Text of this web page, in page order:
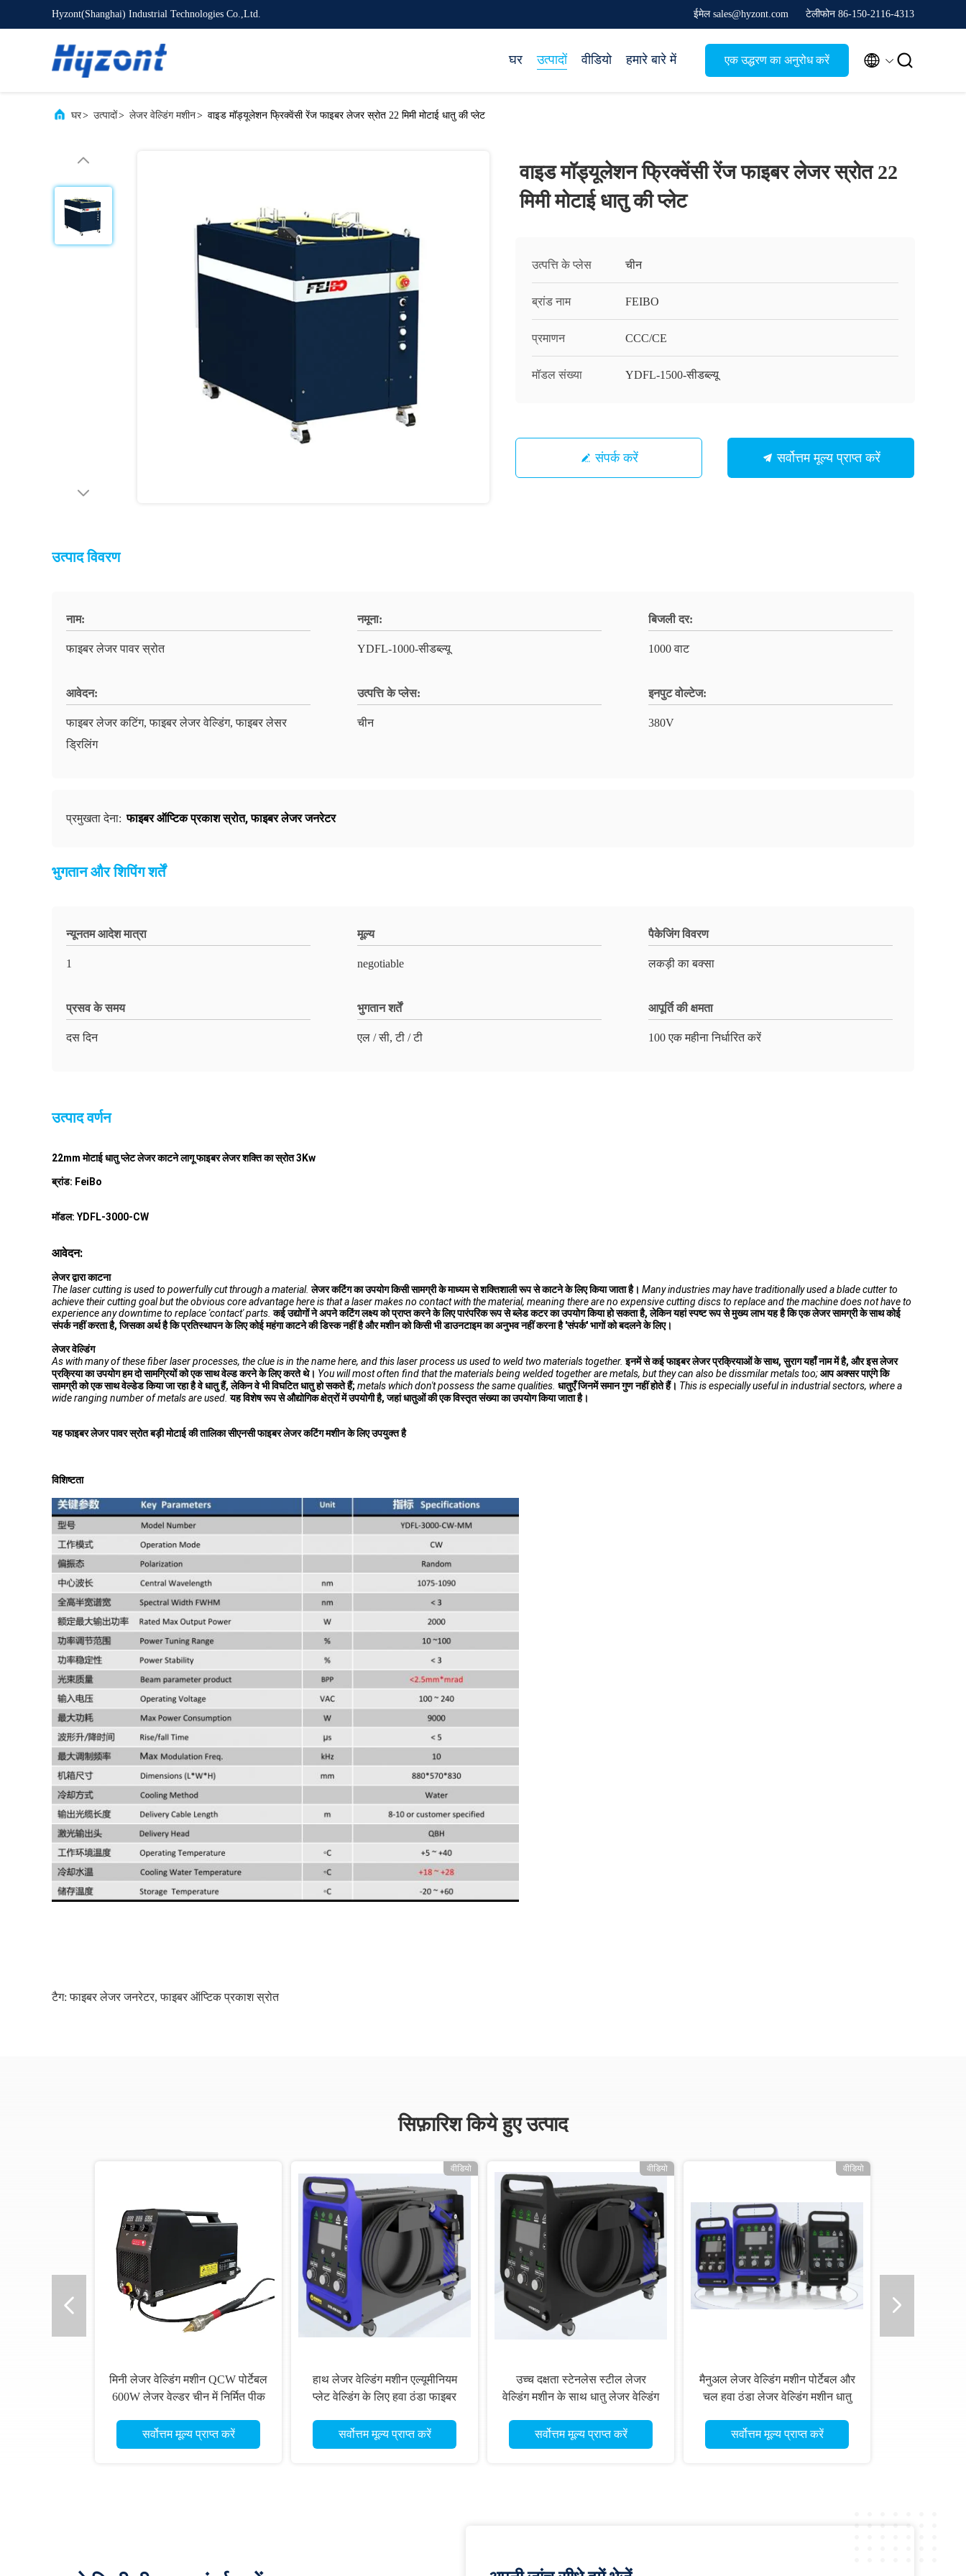
Hyzont(Shanghai) Industrial Technologies Co.,Ltd. ईमेल sales@hyzont.com टेलीफोन 86-150-2116-4313
घर उत्पादों वीडियो हमारे बारे में एक उद्धरण का अनुरोध करें  
घर> उत्पादों> लेजर वेल्डिंग मशीन> वाइड मॉड्यूलेशन फ्रिक्वेंसी रेंज फाइबर लेजर स्रोत 22 मिमी मोटाई धातु की प्लेट
वाइड मॉड्यूलेशन फ्रिक्वेंसी रेंज फाइबर लेजर स्रोत 22
मिमी मोटाई धातु की प्लेट
उत्पत्ति के प्लेस चीन
ब्रांड नाम FEIBO
प्रमाणन CCC/CE
मॉडल संख्या YDFL-1500-सीडब्ल्यू
संपर्क करें सर्वोत्तम मूल्य प्राप्त करें
उत्पाद विवरण
नाम:
फाइबर लेजर पावर स्रोत
नमूना:
YDFL-1000-सीडब्ल्यू
बिजली दर:
1000 वाट
आवेदन:
फाइबर लेजर कटिंग, फाइबर लेजर वेल्डिंग, फाइबर लेसर
ड्रिलिंग
उत्पत्ति के प्लेस:
चीन
इनपुट वोल्टेज:
380V
प्रमुखता देना: फाइबर ऑप्टिक प्रकाश स्रोत,फाइबर लेजर जनरेटर
भुगतान और शिपिंग शर्तें
न्यूनतम आदेश मात्रा
1
मूल्य
negotiable
पैकेजिंग विवरण
लकड़ी का बक्सा
प्रसव के समय
दस दिन
भुगतान शर्तें
एल / सी, टी / टी
आपूर्ति की क्षमता
100 एक महीना निर्धारित करें
उत्पाद वर्णन
22mm मोटाई धातु प्लेट लेजर काटने लागू फाइबर लेजर शक्ति का स्रोत 3Kw
ब्रांड: FeiBo
मॉडल: YDFL-3000-CW
आवेदन:
लेजर द्वारा काटना
The laser cutting is used to powerfully cut through a material. लेजर कटिंग का उपयोग किसी सामग्री के माध्यम से शक्तिशाली रूप से काटने के लिए किया जाता है। Many industries may have traditionally used a blade cutter to
achieve their cutting goal but the obvious core advantage here is that a laser makes no contact with the material, meaning there are no expensive cutting discs to replace and the machine does not have to
experience any downtime to replace 'contact' parts. कई उद्योगों ने अपने कटिंग लक्ष्य को प्राप्त करने के लिए पारंपरिक रूप से ब्लेड कटर का उपयोग किया हो सकता है, लेकिन यहां स्पष्ट रूप से मुख्य लाभ यह है कि एक लेजर सामग्री के साथ कोई
संपर्क नहीं करता है, जिसका अर्थ है कि प्रतिस्थापन के लिए कोई महंगा काटने की डिस्क नहीं है और मशीन को किसी भी डाउनटाइम का अनुभव नहीं करना है 'संपर्क' भागों को बदलने के लिए।
लेजर वेल्डिंग
As with many of these fiber laser processes, the clue is in the name here, and this laser process us used to weld two materials together. इनमें से कई फाइबर लेजर प्रक्रियाओं के साथ, सुराग यहाँ नाम में है, और इस लेजर
प्रक्रिया का उपयोग हम दो सामग्रियों को एक साथ वेल्ड करने के लिए करते थे। You will most often find that the materials being welded together are metals, but they can also be dissmilar metals too;आप अक्सर पाएंगे कि
सामग्री को एक साथ वेल्डेड किया जा रहा है वे धातु हैं, लेकिन वे भी विघटित धातु हो सकते हैं; metals which don't possess the same qualities. धातुएँ जिनमें समान गुण नहीं होते हैं। This is especially useful in industrial sectors, where a
wide ranging number of metals are used. यह विशेष रूप से औद्योगिक क्षेत्रों में उपयोगी है, जहां धातुओं की एक विस्तृत संख्या का उपयोग किया जाता है।
यह फाइबर लेजर पावर स्रोत बड़ी मोटाई की तालिका सीएनसी फाइबर लेजर कटिंग मशीन के लिए उपयुक्त है
विशिष्टता
टैग:फाइबर लेजर जनरेटर, फाइबर ऑप्टिक प्रकाश स्रोत
सिफ़ारिश किये हुए उत्पाद
मिनी लेजर वेल्डिंग मशीन QCW पोर्टेबल
600W लेजर वेल्डर चीन में निर्मित पीक
सर्वोत्तम मूल्य प्राप्त करें
वीडियो
हाथ लेजर वेल्डिंग मशीन एल्यूमीनियम
प्लेट वेल्डिंग के लिए हवा ठंडा फाइबर
सर्वोत्तम मूल्य प्राप्त करें
वीडियो
उच्च दक्षता स्टेनलेस स्टील लेजर
वेल्डिंग मशीन के साथ धातु लेजर वेल्डिंग
सर्वोत्तम मूल्य प्राप्त करें
वीडियो
मैनुअल लेजर वेल्डिंग मशीन पोर्टेबल और
चल हवा ठंडा लेजर वेल्डिंग मशीन धातु
सर्वोत्तम मूल्य प्राप्त करें